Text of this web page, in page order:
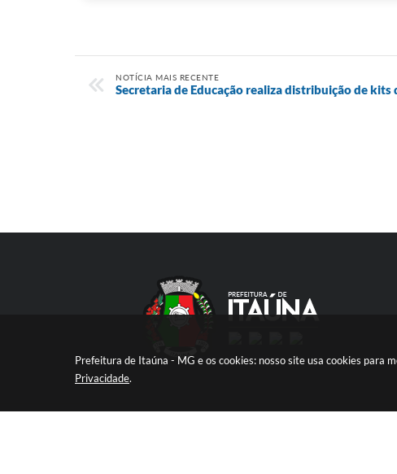
Prefeitura de Itaúna - MG e os cookies: nosso site usa cookies para
Privacidade.
NOTÍCIA MAIS RECENTE
Secretaria de Educação realiza distribuição de kits